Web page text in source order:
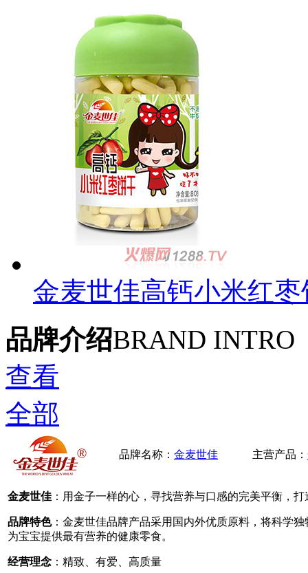
金麦世佳高钙小米红枣
品牌介绍BRAND INTRO
查看
全部
品牌名称： 金麦世佳 主营产品：
金麦世佳 ：用金子一样的心，寻找营养与口感的完美平衡，
品牌特色：金麦世佳品牌产品采用国内外优质原料，将科学
为宝宝提供最有营养的健康零食。
经营理念 ：精致、有爱、高质量